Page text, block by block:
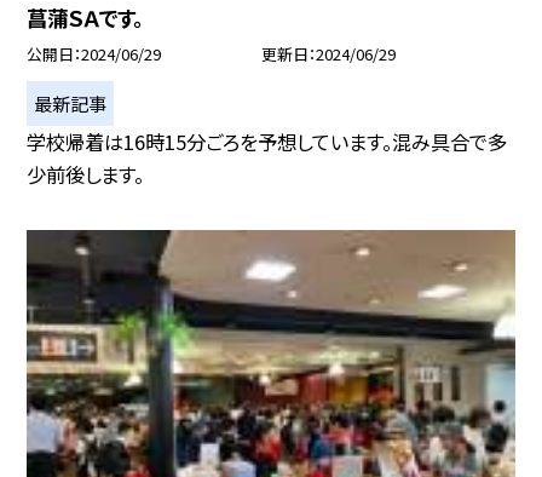
菖蒲ＳＡです。
公開日 2024/06/29 更新日 2024/06/29
最新記事
学校帰着は16時15分ごろを予想しています。混み具合で多
少前後します。